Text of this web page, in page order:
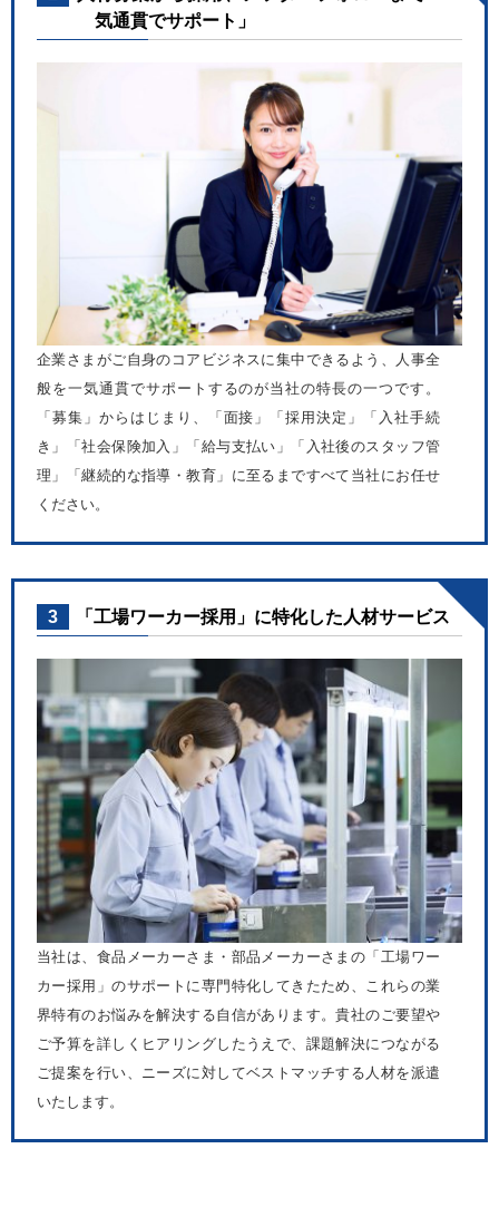
気通貫でサポート」
企業さまがご自身のコアビジネスに集中できるよう、人事全
般を一気通貫でサポートするのが当社の特長の一つです。
「募集」からはじまり、「面接」「採用決定」「入社手続
き」「社会保険加入」「給与支払い」「入社後のスタッフ管
理」「継続的な指導・教育」に至るまですべて当社にお任せ
ください。
3 「工場ワーカー採用」に特化した人材サービス
当社は、食品メーカーさま・部品メーカーさまの「工場ワー
カー採用」のサポートに専門特化してきたため、これらの業
界特有のお悩みを解決する自信があります。貴社のご要望や
ご予算を詳しくヒアリングしたうえで、課題解決につながる
ご提案を行い、ニーズに対してベストマッチする人材を派遣
いたします。